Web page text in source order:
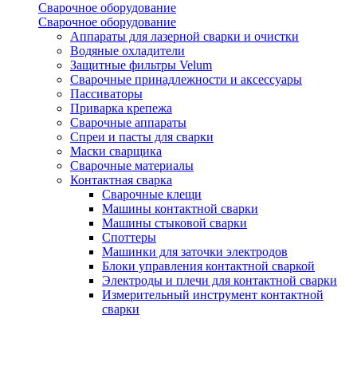
Сварочное оборудование
Сварочное оборудование
Аппараты для лазерной сварки и очистки
Водяные охладители
Защитные фильтры Velum
Сварочные принадлежности и аксессуары
Пассиваторы
Приварка крепежа
Сварочные аппараты
Спреи и пасты для сварки
Маски сварщика
Сварочные материалы
Контактная сварка
Сварочные клещи
Машины контактной сварки
Машины стыковой сварки
Споттеры
Машинки для заточки электродов
Блоки управления контактной сваркой
Электроды и плечи для контактной сварки
Измерительный инструмент контактной
сварки